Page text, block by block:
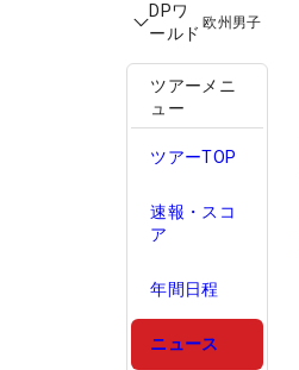
DPワ
ールド
欧州男子
ツアーメニ
ュー
ツアーTOP
速報・スコ
ア
年間日程
ニュース